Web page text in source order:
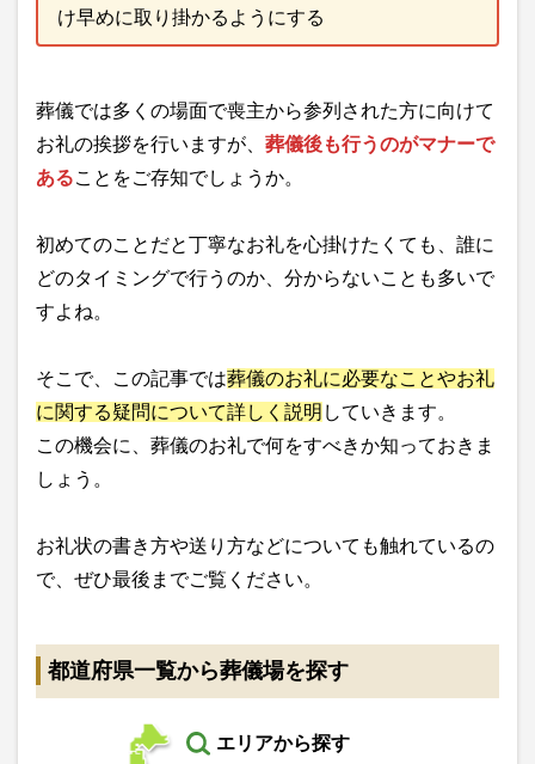
け早めに取り掛かるようにする
葬儀では多くの場面で喪主から参列された方に向けて
お礼の挨拶を行いますが、 葬儀後も行うのがマナーで
あることをご存知でしょうか。
初めてのことだと丁寧なお礼を心掛けたくても、誰に
どのタイミングで行うのか、分からないことも多いで
すよね。
そこで、この記事では葬儀のお礼に必要なことやお礼
に関する疑問について詳しく説明 していきます。
この機会に、葬儀のお礼で何をすべきか知っておきま
しょう。
お礼状の書き方や送り方などについても触れているの
で、ぜひ最後までご覧ください。
都道府県一覧から葬儀場を探す
エリアから探す